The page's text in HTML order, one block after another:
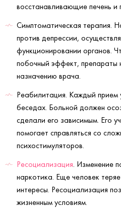
восстанавливающие печень и
Симптоматическая терапия.
против депрессии,
функционировании органов.
побочный эффект, препараты
назначению врача.
Реабилитация. Каждый прием
беседах. Больной должен
сделали его зависимым. Его
помогает справляться со
психостимуляторов.
Ресоциализация. Изменение
наркотика. Еще человек
интересы. Ресоциализация
жизненным условиям.